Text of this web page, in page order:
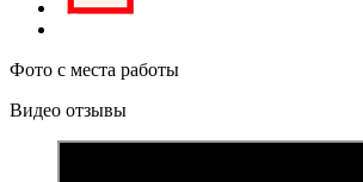
Фото с места работы
Видео отзывы